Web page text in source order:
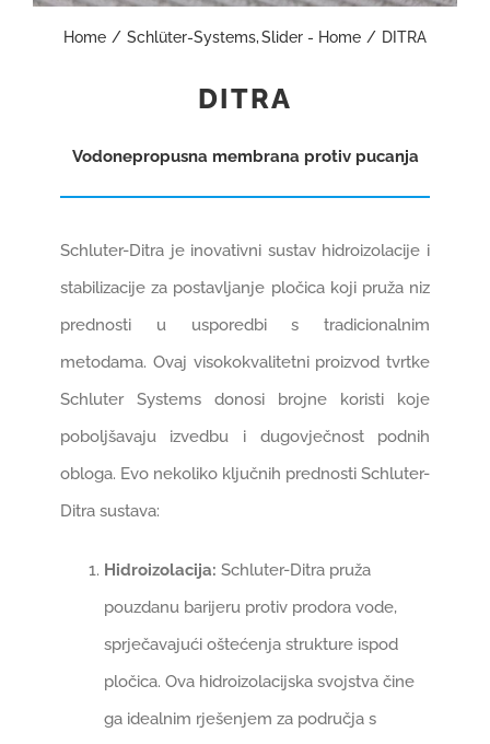
GRADNJA I OPREMANJE
KARIJERE 1
WEB SHOP
Home Schlüter-Systems Slider - Home DITRA
DITRA
Vodonepropusna membrana protiv pucanja
Schluter-Ditra je inovativni sustav hidroizolacije i
stabilizacije za postavljanje pločica koji pruža niz
prednosti u usporedbi s tradicionalnim
metodama. Ovaj visokokvalitetni proizvod tvrtke
Schluter Systems donosi brojne koristi koje
poboljšavaju izvedbu i dugovječnost podnih
obloga. Evo nekoliko ključnih prednosti Schluter-
Ditra sustava:
Hidroizolacija: Schluter-Ditra pruža
pouzdanu barijeru protiv prodora vode,
sprječavajući oštećenja strukture ispod
pločica. Ova hidroizolacijska svojstva čine
ga idealnim rješenjem za područja s